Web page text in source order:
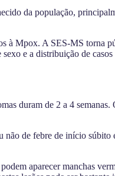
da população,
à Mpox. A SES-MS torna
e a distribuição de
duram de 2 a 4 semanas.
não de febre de início
aparecer manchas